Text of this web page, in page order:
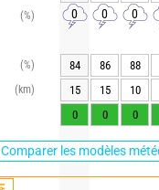
(%)
(%)
(km)
Comparer les modèles
0 0 0
84 86 88
15
15 10
0
0 0